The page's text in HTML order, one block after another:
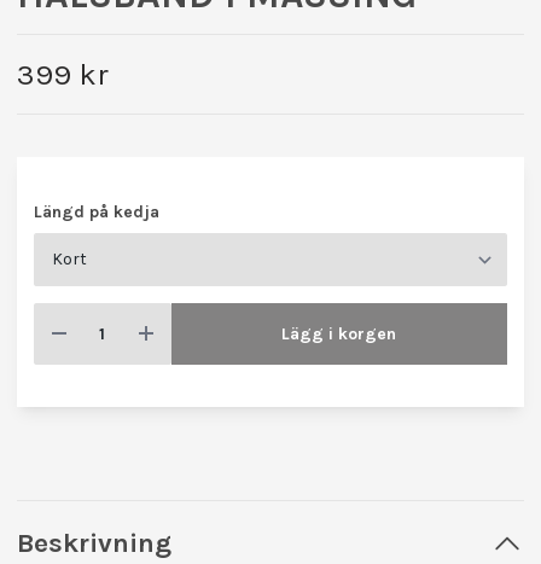
399 kr
Längd på kedja
Lägg i korgen
Beskrivning